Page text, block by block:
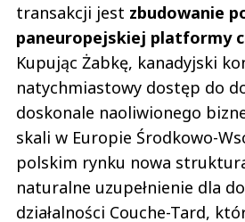
transakcji jest zbudowanie
paneuropejskiej platformy
Kupując Żabkę, kanadyjski
natychmiastowy dostęp do
doskonale naoliwionego
skali w Europie Środkowo-
polskim rynku nowa
naturalne uzupełnienie dla
działalności Couche-Tard,